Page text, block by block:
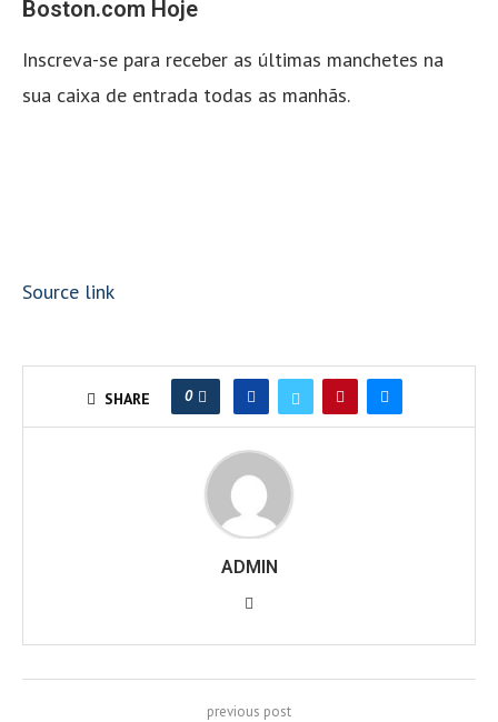
Boston.com Hoje
Inscreva-se para receber as últimas manchetes na
sua caixa de entrada todas as manhãs.
Source link
SHARE 0
ADMIN
previous post